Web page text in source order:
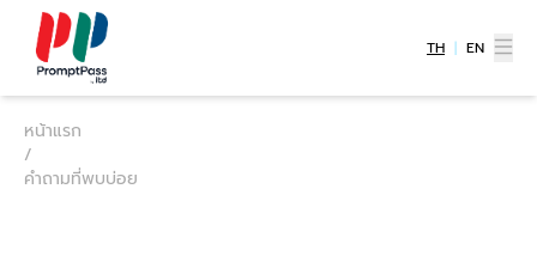
TH | EN
หน้าแรก
/
คำถามที่พบบ่อย